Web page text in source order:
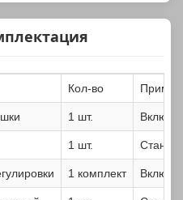
Кол-во
1 шт.
1 шт.
1 комплект